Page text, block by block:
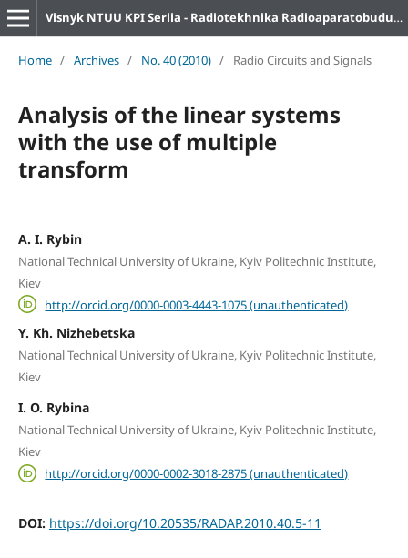
Visnyk NTUU KPI Seriia - Radiotekhnika Radioaparatobuduvannia
Home / Archives / No. 40 (2010) / Radio Circuits and Signals
Analysis of the linear systems
with the use of multiple
transform
A. I. Rybin
National Technical University of Ukraine, Kyiv Politechnic Institute,
Kiev
http://orcid.org/0000-0003-4443-1075 (unauthenticated)
Y. Kh. Nizhebetska
National Technical University of Ukraine, Kyiv Politechnic Institute,
Kiev
I. O. Rybina
National Technical University of Ukraine, Kyiv Politechnic Institute,
Kiev
http://orcid.org/0000-0002-3018-2875 (unauthenticated)
DOI: https://doi.org/10.20535/RADAP.2010.40.5-11